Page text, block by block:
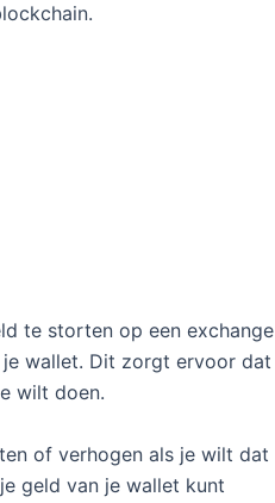
te storten op een exchange
wallet. Dit zorgt ervoor dat
wilt doen.
of verhogen als je wilt dat
geld van je wallet kunt